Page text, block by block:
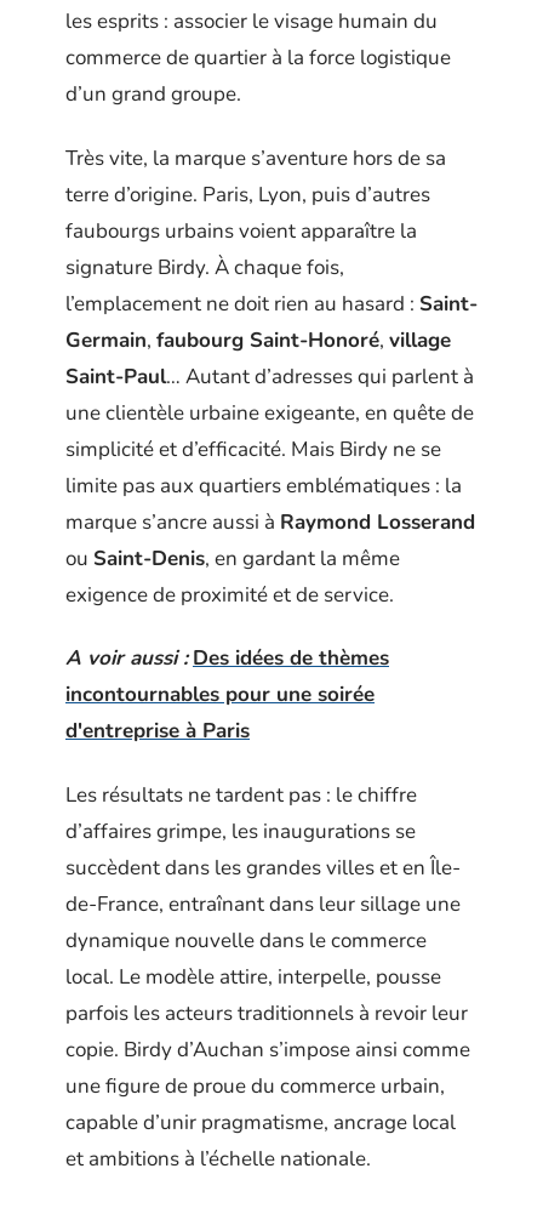
les esprits : associer le visage humain du
commerce de quartier à la force logistique
d’un grand groupe.
Très vite, la marque s’aventure hors de sa
terre d’origine. Paris, Lyon, puis d’autres
faubourgs urbains voient apparaître la
signature Birdy. À chaque fois,
l’emplacement ne doit rien au hasard : Saint-
Germain, faubourg Saint-Honoré, village
Saint-Paul… Autant d’adresses qui parlent à
une clientèle urbaine exigeante, en quête de
simplicité et d’efficacité. Mais Birdy ne se
limite pas aux quartiers emblématiques : la
marque s’ancre aussi à Raymond Losserand
ou Saint-Denis, en gardant la même
exigence de proximité et de service.
A voir aussi : Des idées de thèmes
incontournables pour une soirée
d'entreprise à Paris
Les résultats ne tardent pas : le chiffre
d’affaires grimpe, les inaugurations se
succèdent dans les grandes villes et en Île-
de-France, entraînant dans leur sillage une
dynamique nouvelle dans le commerce
local. Le modèle attire, interpelle, pousse
parfois les acteurs traditionnels à revoir leur
copie. Birdy d’Auchan s’impose ainsi comme
une figure de proue du commerce urbain,
capable d’unir pragmatisme, ancrage local
et ambitions à l’échelle nationale.